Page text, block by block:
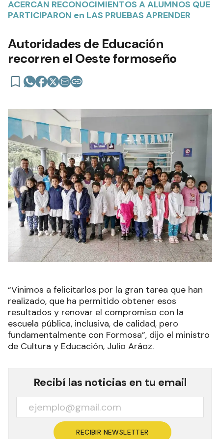
ACERCAN RECONOCIMIENTOS A ALUMNOS QUE
PARTICIPARON en LAS PRUEBAS APRENDER
Autoridades de Educación
recorren el Oeste formoseño
“Vinimos a felicitarlos por la gran tarea que han
realizado, que ha permitido obtener esos
resultados y renovar el compromiso con la
escuela pública, inclusiva, de calidad, pero
fundamentalmente con Formosa”, dijo el ministro
de Cultura y Educación, Julio Aráoz.
Recibí las noticias en tu email
RECIBIR NEWSLETTER